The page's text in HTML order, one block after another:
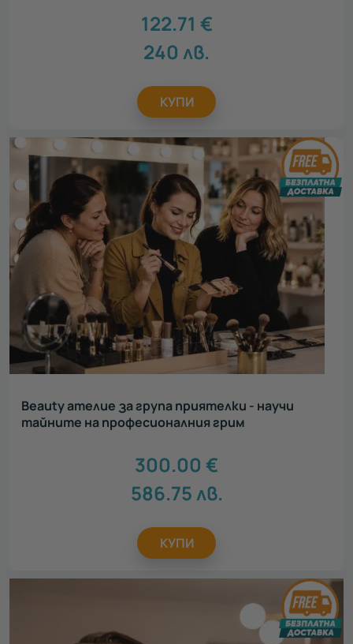
122.71 €
240 лв.
КУПИ
Beauty ателие за група приятелки - научи
тайните на професионалния грим
300.00 €
586.75лв.
КУПИ